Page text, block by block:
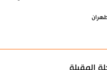
المقبلة